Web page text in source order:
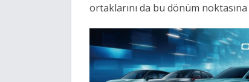
ortaklarını da bu dönüm